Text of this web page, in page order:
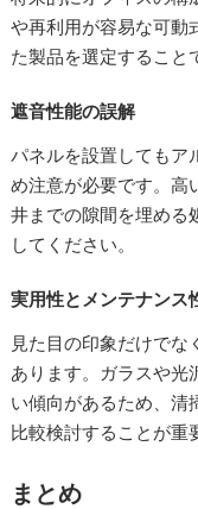
や再利用が容易な可動
た製品を選定すること
遮音性能の誤解
パネルを設置してもア
め注意が必要です。高
井までの隙間を埋める
してください。
実用性とメンテナンス
見た目の印象だけで
あります。ガラスや光
い傾向があるため、清
比較検討することが重
まとめ